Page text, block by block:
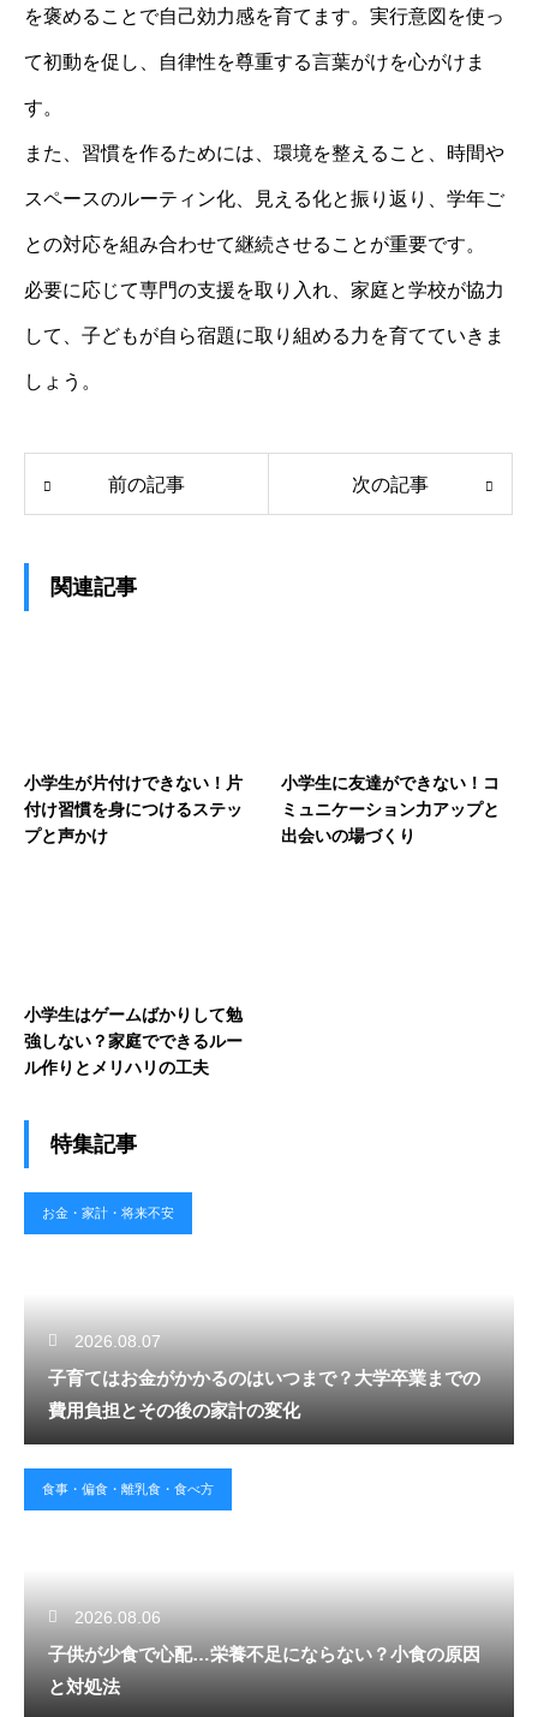
を褒めることで自己効力感を育てます。実行意図を使っ
て初動を促し、自律性を尊重する言葉がけを心がけま
す。
また、習慣を作るためには、環境を整えること、時間や
スペースのルーティン化、見える化と振り返り、学年ご
との対応を組み合わせて継続させることが重要です。
必要に応じて専門の支援を取り入れ、家庭と学校が協力
して、子どもが自ら宿題に取り組める力を育てていきま
しょう。
前の記事 次の記事
関連記事
小学生が片付けできない！片
付け習慣を身につけるステッ
プと声かけ
小学生に友達ができない！コ
ミュニケーション力アップと
出会いの場づくり
小学生はゲームばかりして勉
強しない？家庭でできるルー
ル作りとメリハリの工夫
特集記事
お金・家計・将来不安
2026.08.07
子育てはお金がかかるのはいつまで？大学卒業までの
費用負担とその後の家計の変化
食事・偏食・離乳食・食べ方
2026.08.06
子供が少食で心配…栄養不足にならない？小食の原因
と対処法